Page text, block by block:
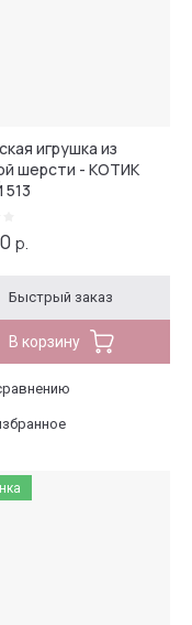
игрушка из
шерсти - КОТИК
р.
Быстрый заказ
В корзину